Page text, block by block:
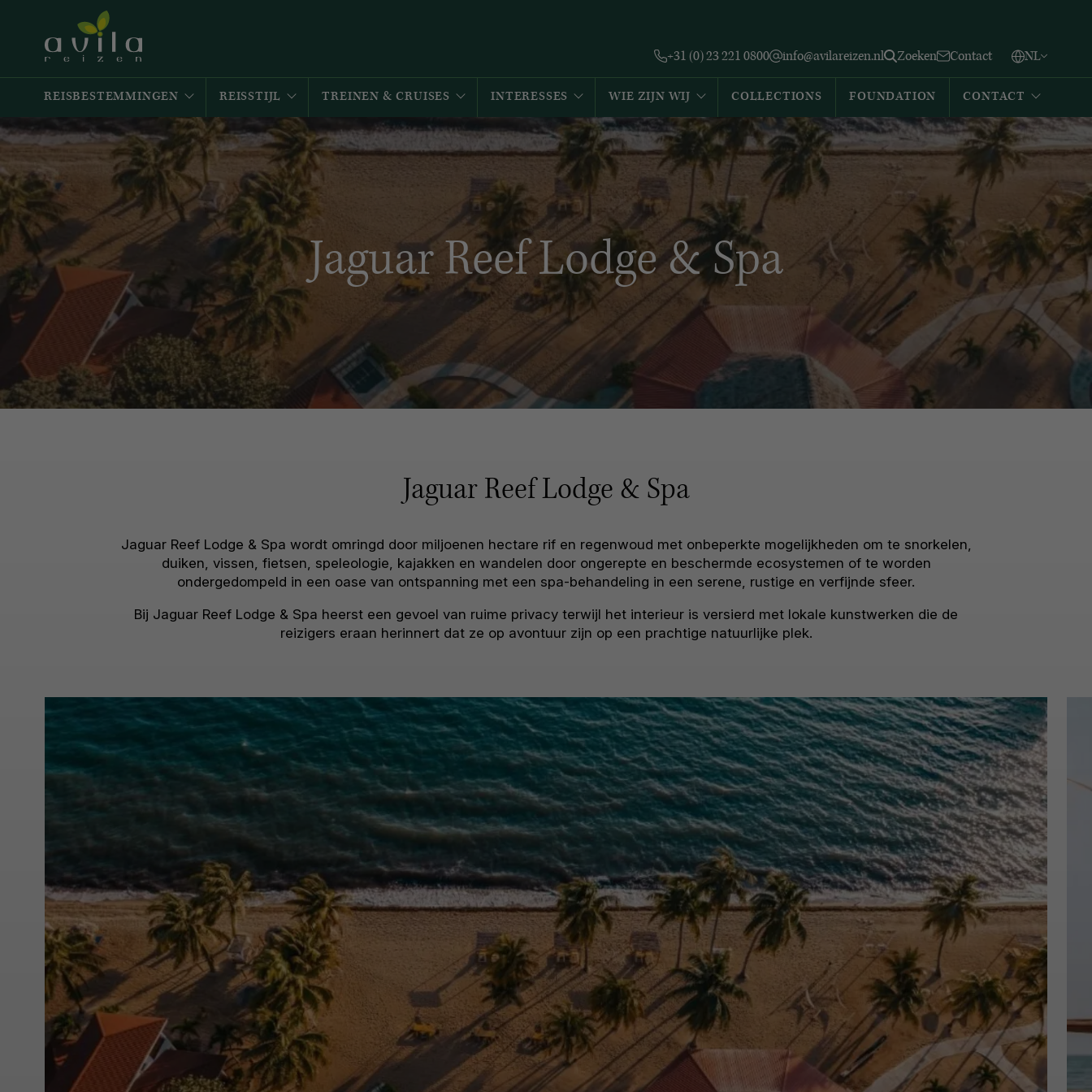
+31 (0) 23 221 0800 info@avilareizen.nl Zoeken Contact NL
Español
REISBESTEMMINGEN REISSTIJL TREINEN & CRUISES INTERESSES WIE ZIJN WIJ COLLECTIONS FOUNDATION CONTACT
Jaguar Reef Lodge & Spa
Jaguar Reef Lodge & Spa
Jaguar Reef Lodge & Spa wordt omringd door miljoenen hectare rif en regenwoud met onbeperkte mogelijkheden om te snorkelen,
duiken, vissen, fietsen, speleologie, kajakken en wandelen door ongerepte en beschermde ecosystemen of te worden
ondergedompeld in een oase van ontspanning met een spa-behandeling in een serene, rustige en verfijnde sfeer.
Bij Jaguar Reef Lodge & Spa heerst een gevoel van ruime privacy terwijl het interieur is versierd met lokale kunstwerken die de
reizigers eraan herinnert dat ze op avontuur zijn op een prachtige natuurlijke plek.